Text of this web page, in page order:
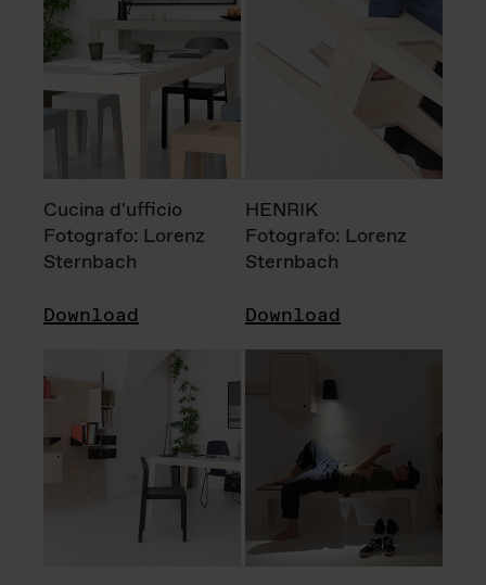
Cucina d'ufficio
Fotografo: Lorenz
Sternbach
Download
HENRIK
Fotografo: Lorenz
Sternbach
Download